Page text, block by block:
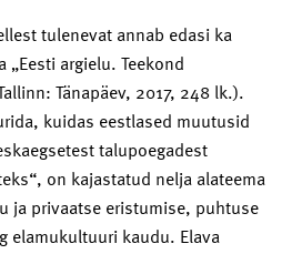
tulenevat annab edasi ka
„Eesti argielu. Teekond
Tänapäev, 2017, 248 lk.).
kuidas eestlased muutusid
talupoegadest
on kajastatud nelja alateema
ja privaatse eristumise, puhtuse
elamukultuuri kaudu. Elava